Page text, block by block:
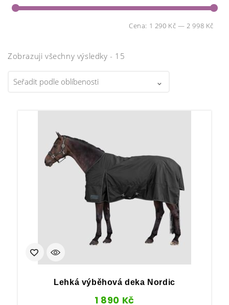
Cena: 1 290 Kč — 2 998 Kč
Zobrazuji všechny výsledky - 15
Lehká výběhová deka Nordic
1 890 Kč